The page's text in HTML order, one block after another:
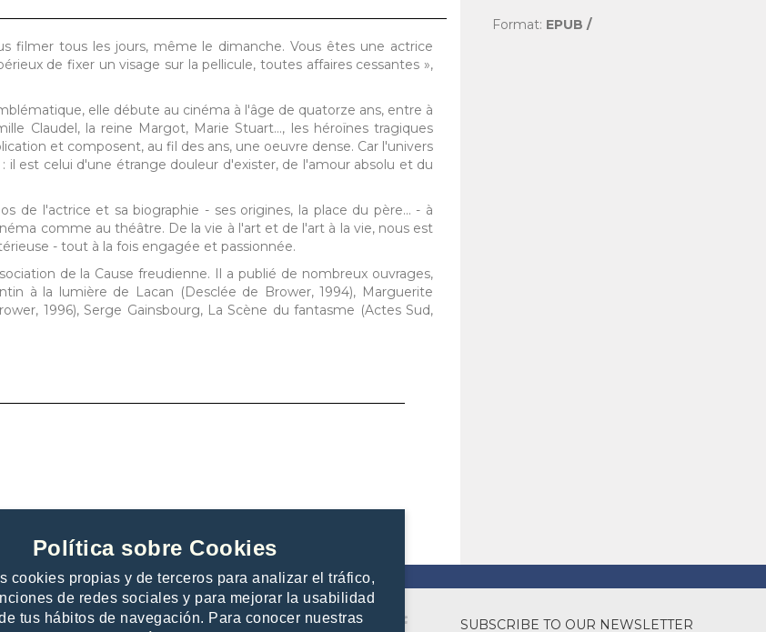
Política sobre Cookies
cookies propias y de terceros para analizar el tráfico,
de redes sociales y para mejorar la usabilidad
tus hábitos de navegación. Para conocer nuestras
filmer tous les jours, même le dimanche. Vous êtes une actrice
de fixer un visage sur la pellicule, toutes affaires cessantes »,
elle débute au cinéma à l'âge de quatorze ans, entre à
Claudel, la reine Margot, Marie Stuart..., les héroïnes tragiques
et composent, au fil des ans, une oeuvre dense. Car l'univers
est celui d'une étrange douleur d'exister, de l'amour absolu et du
de l'actrice et sa biographie - ses origines, la place du père... - à
comme au théâtre. De la vie à l'art et de l'art à la vie, nous est
- tout à la fois engagée et passionnée.
de la Cause freudienne. Il a publié de nombreux ouvrages,
à la lumière de Lacan (Desclée de Brower, 1994), Marguerite
1996), Serge Gainsbourg, La Scène du fantasme (Actes Sud,
Format: EPUB /
Contacto SUBSCRIBE TO OUR NEWSLETTER